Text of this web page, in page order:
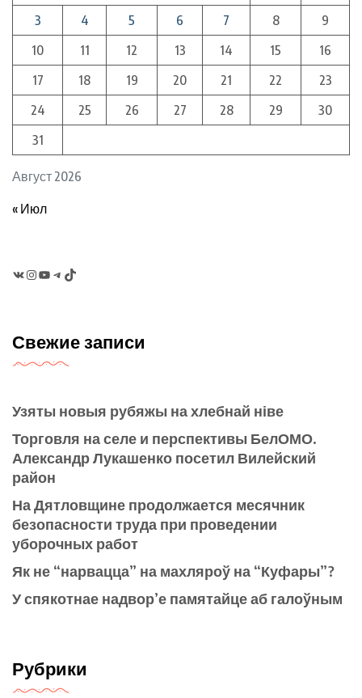
Август 2026
3
4 5 6 7 8
9
10
11 12 13 14 15
16
17
18 19 20 21 22
23
24
25 26 27 28 29
30
31
« Июл
Instagram
YouTubeTelegram
TikTok
Свежие записи
Узяты новыя рубяжы на хлебнай ніве
Торговля на селе и перспективы БелОМО.
Александр Лукашенко посетил Вилейский
район
На Дятловщине продолжается месячник
безопасности труда при проведении
уборочных работ
Як не “нарвацца” на махляроў на “Куфары”?
У спякотнае надвор’е памятайце аб галоўным
Рубрики